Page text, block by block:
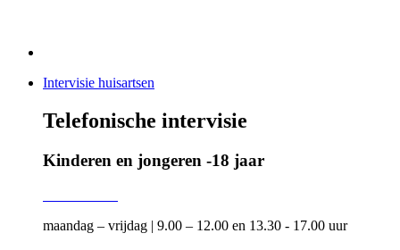
Intervisie huisartsen
Telefonische intervisie
Kinderen en jongeren -18 jaar
maandag – vrijdag | 9.00 – 12.00 en 13.30 - 17.00 uur